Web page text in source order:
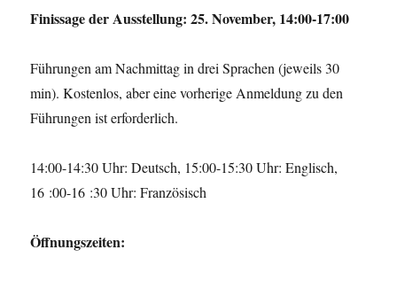
Finissage der Ausstellung: 25. November, 14:00-17:00
Führungen am Nachmittag in drei Sprachen (jeweils 30
min). Kostenlos, aber eine vorherige Anmeldung zu den
Führungen ist erforderlich.
14:00-14:30 Uhr: Deutsch, 15:00-15:30 Uhr: Englisch,
16 :00-16 :30 Uhr: Französisch
Öffnungszeiten: